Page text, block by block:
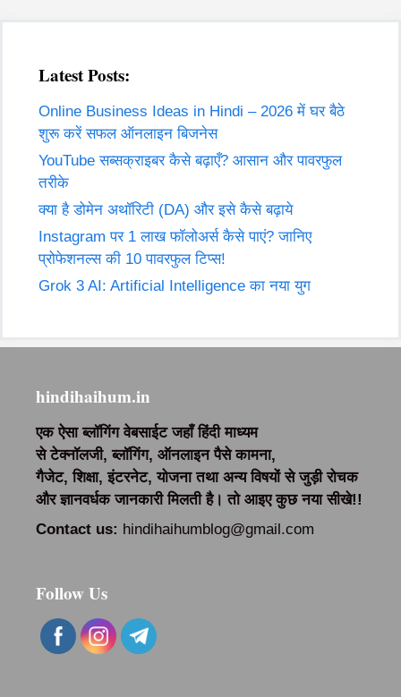
Latest Posts:
Online Business Ideas in Hindi – 2026 में घर बैठे
शुरू करें सफल ऑनलाइन बिजनेस
YouTube सब्सक्राइबर कैसे बढ़ाएँ? आसान और पावरफुल
तरीके
क्या है डोमेन अथॉरिटी (DA) और इसे कैसे बढ़ाये
Instagram पर 1 लाख फॉलोअर्स कैसे पाएं? जानिए
प्रोफेशनल्स की 10 पावरफुल टिप्स!
Grok 3 AI: Artificial Intelligence का नया युग
hindihaihum.in
एक ऐसा ब्लॉगिंग वेबसाईट जहाँ हिंदी माध्यम
से टेक्नॉलजी,ब्लॉगिंग, ऑनलाइन पैसे कामना,
गैजेट,शिक्षा,इंटरनेट, योजना तथा अन्य विषयों से जुड़ी रोचक
और ज्ञानवर्धक जानकारी मिलती है। तो आइए कुछ नया सीखे!!
Contact us: hindihaihumblog@gmail.com
Follow Us